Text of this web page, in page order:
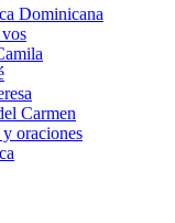
Dominicana
Carmen
oraciones